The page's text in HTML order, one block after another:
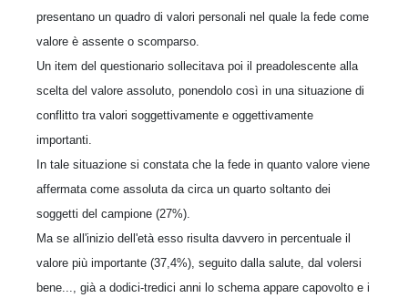
presentano un quadro di valori personali nel quale la fede come
valore è assente o scomparso.
Un item del questionario sollecitava poi il preadolescente alla
scelta del valore assoluto, ponendolo così in una situazione di
conflitto tra valori soggettivamente e oggettivamente
importanti.
In tale situazione si constata che la fede in quanto valore viene
affermata come assoluta da circa un quarto soltanto dei
soggetti del campione (27%).
Ma se all'inizio dell'età esso risulta davvero in percentuale il
valore più importante (37,4%), seguito dalla salute, dal volersi
bene..., già a dodici-tredici anni lo schema appare capovolto e i